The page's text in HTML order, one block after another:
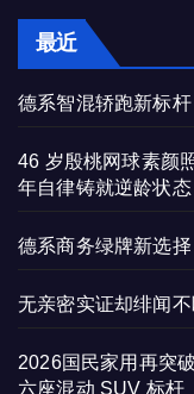
最近
德系智混轿跑新标
46 岁殷桃网球素颜
年自律铸就逆龄状态
德系商务绿牌新选
无亲密实证却绯闻
2026国民家用再突
六座混动 SUV 标杆